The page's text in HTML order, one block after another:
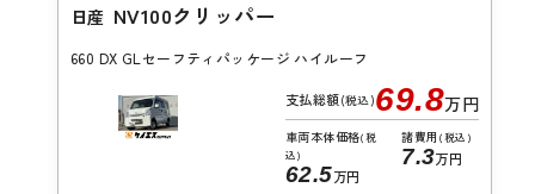
日産 NV100クリッパー
660 DX GLセーフティパッケージ ハイルーフ
支払総額(税込)69.8万円
車両本体価格(税
込)
62.5万円
諸費用 (税込)
7.3万円